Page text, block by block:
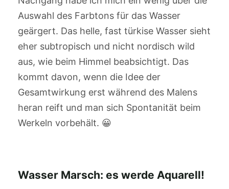
Auswahl des Farbtons für das Wasser
geärgert. Das helle, fast türkise Wasser sieht
eher subtropisch und nicht nordisch wild
aus, wie beim Himmel beabsichtigt. Das
kommt davon, wenn die Idee der
Gesamtwirkung erst während des Malens
heran reift und man sich Spontanität beim
Werkeln vorbehält. 😀
Wasser Marsch: es werde Aquarell!